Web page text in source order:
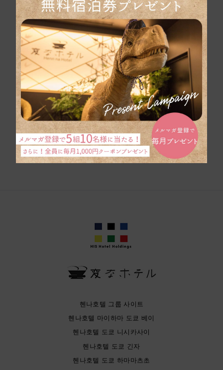
050-5894-3781
자주 묻는 질문숙박 약관
고객 괴롭힘에 대한 기본 방침
단체 여행 문의
브로셔는 여기입니다
헨나호텔 그룹 사이트
헨나호텔 마이하마 도쿄 베이
헨나호텔 도쿄 니시카사이
헨나호텔 도쿄 긴자
헨나호텔 도쿄 하마마츠초